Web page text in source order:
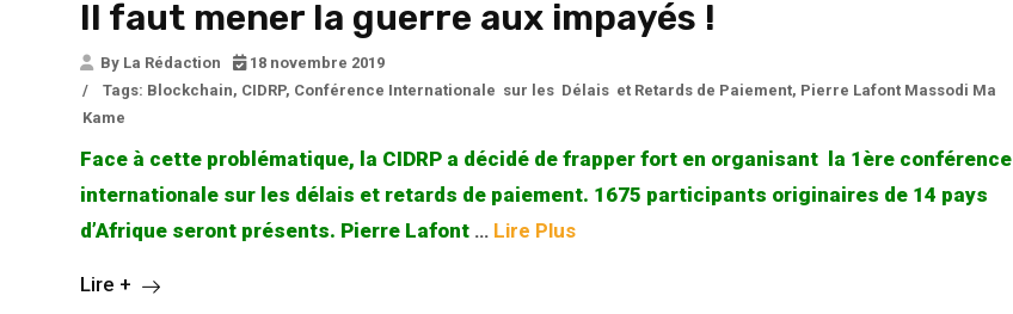
Il faut mener la guerre aux impayés !
By La Rédaction
18 novembre 2019
/
Tags: Blockchain, CIDRP, Conférence Internationale sur les Délais et Retards de Paiement, Pierre Lafont Massodi Ma
Kame
Face à cette problématique, la CIDRP a décidé de frapper fort en organisant la 1ère conférence
internationale sur les délais et retards de paiement. 1675 participants originaires de 14 pays
d’Afrique seront présents. Pierre Lafont … Lire Plus
Lire +